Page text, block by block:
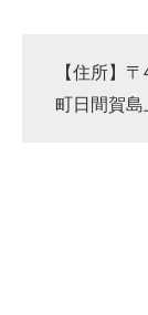
【住所】
町日間賀島